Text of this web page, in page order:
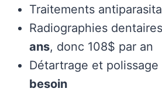
Traitements
Radiographies
ans, donc 108$ par an
Détartrage et polissage
besoin